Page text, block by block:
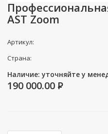
AST Zoom
Артикул:
Страна:
Наличие: уточняйте у
190 000.00 P